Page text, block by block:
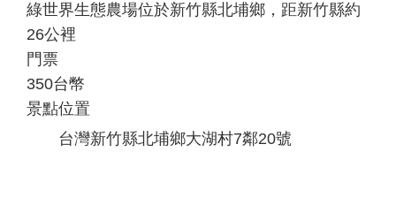
綠世界生態農場位於新竹縣北埔鄉，距新竹縣約
26公裡
門票
350台幣
景點位置
台灣新竹縣北埔鄉大湖村7鄰20號